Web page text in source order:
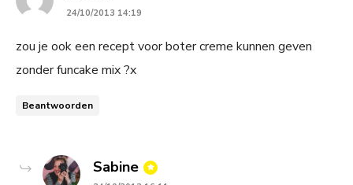
24/10/2013 14:19
zou je ook een recept voor boter creme kunnen geven
zonder funcake mix ?x
Beantwoorden
Sabine says: